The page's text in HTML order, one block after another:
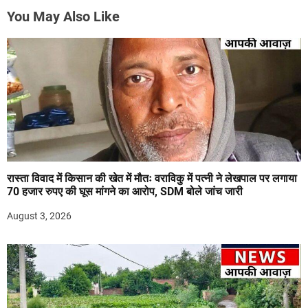
You May Also Like
रास्ता विवाद में किसान की खेत में मौतः वराविकु में पत्नी ने लेखपाल पर लगाया
70 हजार रुपए की घूस मांगने का आरोप, SDM बोले जांच जारी
August 3, 2026